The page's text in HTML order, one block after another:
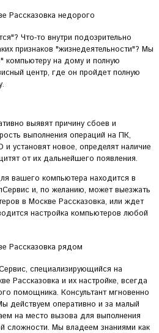
Рассказовка недорого
Что-то внутри подозрительно
признаков "жизнедеятельности"? Мы
на дому и полную
центр, где он пройдет полную
выявят причину сбоев и
выполнения операций на ПК,
установят новое, определят наличие
от их дальнейшего появления.
вашего компьютера находится в
и, по желанию, может выезжать
в Москве Рассказовка, или ждет
настройка компьютеров любой
Рассказовка рядом
специализирующийся на
Рассказовка и их настройке, всегда
помощника. Консультант мгновенно
действуем оперативно и за малый
на место вызова для выполнения
Мы владеем знаниями как